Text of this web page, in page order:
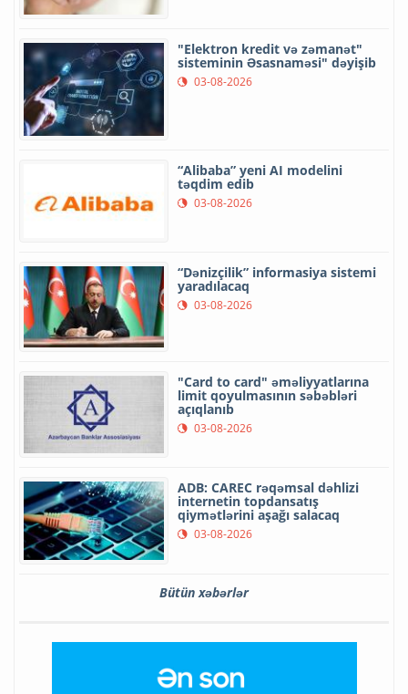
"Elektron kredit və zəmanət"
sisteminin Əsasnaməsi" dəyişib
03-08-2026
“Alibaba” yeni AI modelini
təqdim edib
03-08-2026
“Dənizçilik” informasiya sistemi
yaradılacaq
03-08-2026
"Card to card" əməliyyatlarına
limit qoyulmasının səbəbləri
açıqlanıb
03-08-2026
ADB: CAREC rəqəmsal dəhlizi
internetin topdansatış
qiymətlərini aşağı salacaq
03-08-2026
Bütün xəbərlər